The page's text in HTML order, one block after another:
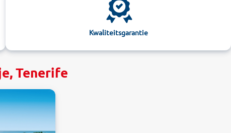
Kwaliteitsgarantie
Tenerife